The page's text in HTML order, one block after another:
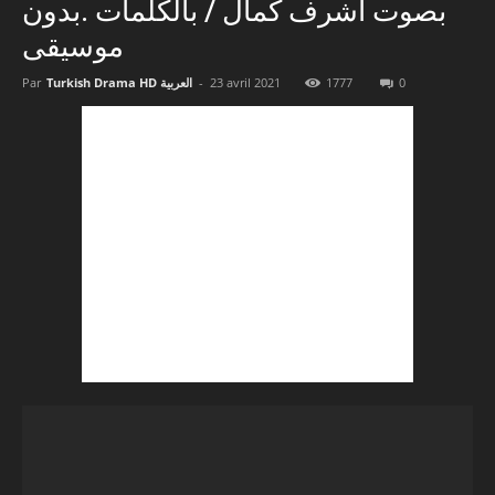
بصوت اشرف كمال / بالكلمات .بدون
موسيقى
Par Turkish Drama HD العربية - 23 avril 2021 1777 0